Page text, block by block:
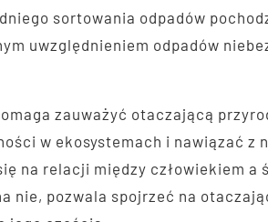
sortowania odpadów
uwzględnieniem odpadów
zauważyć otaczającą
w ekosystemach i nawiązać z
na relacji między człowiekiem a
nie, pozwala spojrzeć na